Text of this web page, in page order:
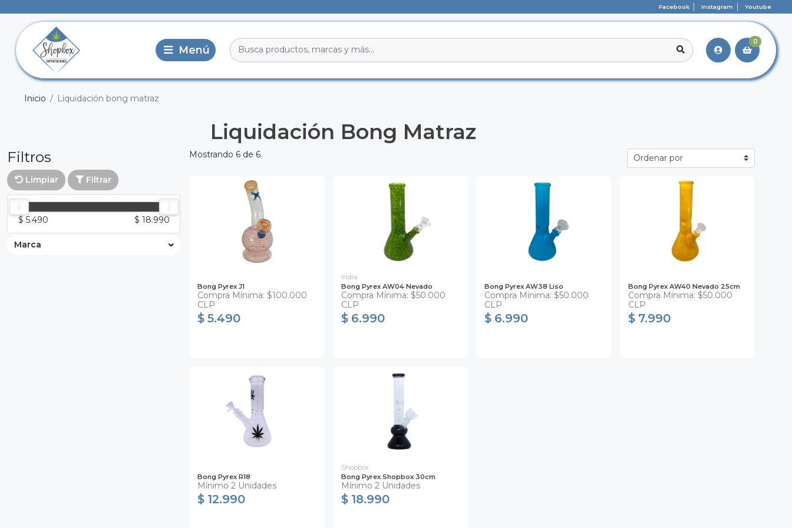
Facebook Instagram Youtube
0
Inicio Liquidación bong matraz
Liquidación Bong Matraz
Filtros
Limpiar Filtrar
$ 5.490 $ 18.990
Marca
Mostrando 6 de 6
Bong Pyrex J1
Compra Mínima: $100.000
CLP
$ 5.490
India
Bong Pyrex AW04 Nevado
Compra Mínima: $50.000
CLP
$ 6.990
Bong Pyrex AW38 Liso
Compra Mínima: $50.000
CLP
$ 6.990
Bong Pyrex AW40 Nevado 25cm
Compra Mínima: $50.000
CLP
$ 7.990
Bong Pyrex R18
Mínimo 2 Unidades
$ 12.990
Shopbox
Bong Pyrex Shopbox 30cm
Mínimo 2 Unidades
$ 18.990